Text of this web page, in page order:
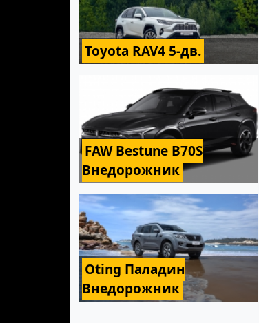
Toyota RAV4 5-дв.
FAW Bestune B70S
Внедорожник
Oting Паладин
Внедорожник